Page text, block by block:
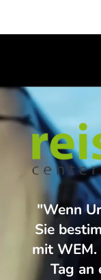
"Wenn
Sie
mit WEM.
Tag an